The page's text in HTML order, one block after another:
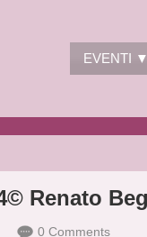
EVENTI
Renato
0 Comments